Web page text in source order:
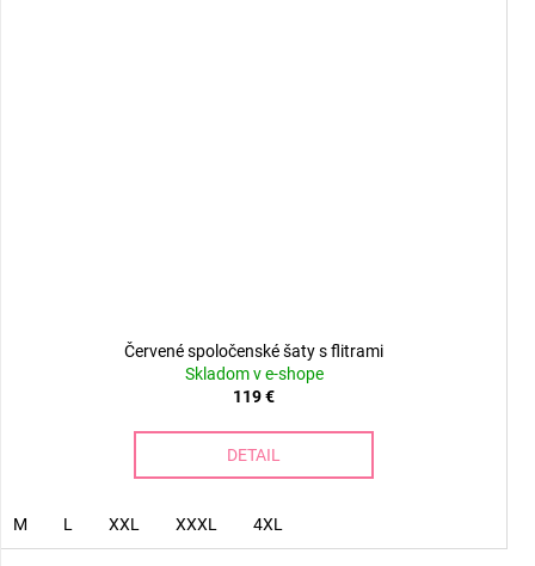
Červené spoločenské šaty s flitrami
Skladom v e-shope
119 €
DETAIL
M L XXL XXXL 4XL